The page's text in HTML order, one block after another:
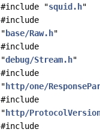
#include "squid.h"
#include
" base/Raw.h"
#include
"debug/Stream.h"
#include
" http/one/
#include
" http/
#include